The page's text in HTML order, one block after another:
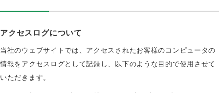
アクセスログについて
当社のウェブサイトでは、アクセスされたお客様のコンピュータの
情報をアクセスログとして記録し、以下のような目的で使用させて
いただきます。